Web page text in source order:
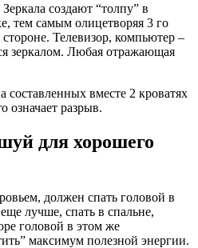
создают “толпу” в
тем самым олицетворяя 3 го
Телевизор, компьютер –
зеркалом. Любая отражающая
вместе 2 кроватях
означает разрыв.
для хорошего
должен спать головой в
лучше, спать в спальне,
головой в этом же
максимум полезной энергии.